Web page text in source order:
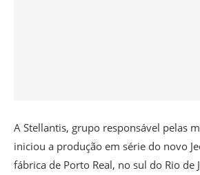
A Stellantis, grupo responsável pelas
iniciou a produção em série do novo
fábrica de Porto Real, no sul do Rio de